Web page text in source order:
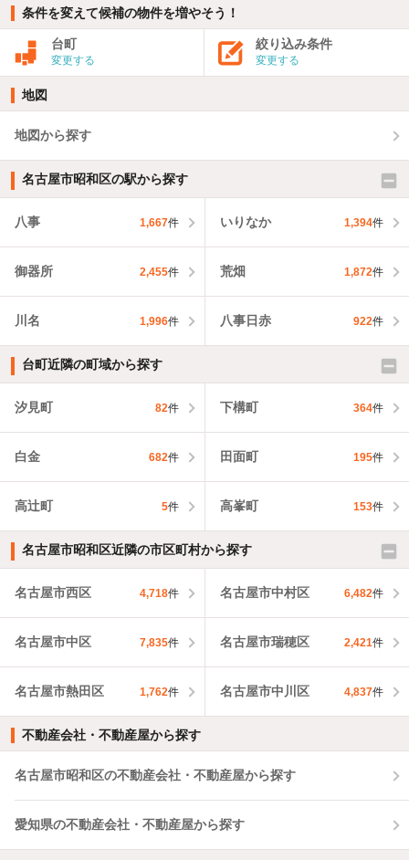
条件を変えて候補の物件を増やそう！
台町
変更する
絞り込み条件
変更する
地図
地図から探す
名古屋市昭和区の駅から探す
八事 1,667件 いりなか 1,394件
御器所 2,455件 荒畑 1,872件
川名 1,996件 八事日赤 922件
台町近隣の町域から探す
汐見町 82件 下構町 364件
白金 682件 田面町 195件
高辻町 5件 高峯町 153件
名古屋市昭和区近隣の市区町村から探す
名古屋市西区 4,718件 名古屋市中村区 6,482件
名古屋市中区 7,835件 名古屋市瑞穂区 2,421件
名古屋市熱田区 1,762件 名古屋市中川区 4,837件
不動産会社・不動産屋から探す
名古屋市昭和区の不動産会社・不動産屋から探す
愛知県の不動産会社・不動産屋から探す